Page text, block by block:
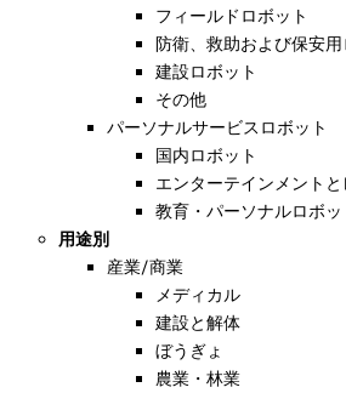
フィールドロボット
防衛、救助および保安用
建設ロボット
その他
パーソナルサービスロボット
国内ロボット
エンターテインメント
教育・パーソナルロボッ
用途別
産業/商業
メディカル
建設と解体
ぼうぎょ
農業・林業